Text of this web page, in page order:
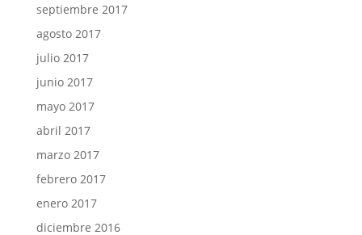
septiembre 2017
agosto 2017
julio 2017
junio 2017
mayo 2017
abril 2017
marzo 2017
febrero 2017
enero 2017
diciembre 2016